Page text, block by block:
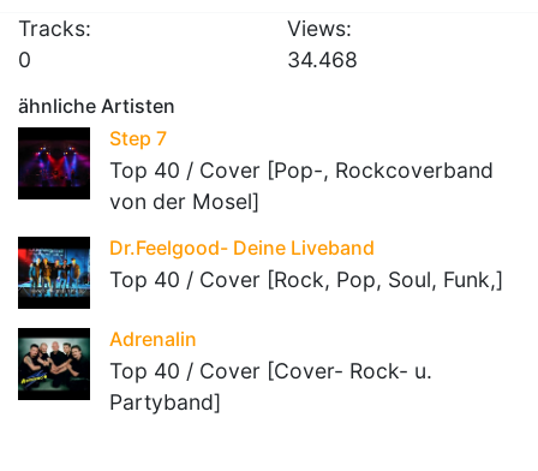
Tracks:
0
Views:
34.468
ähnliche Artisten
Step 7
Top 40 / Cover [Pop-, Rockcoverband
von der Mosel]
Dr.Feelgood- Deine Liveband
Top 40 / Cover [Rock, Pop, Soul, Funk,]
Adrenalin
Top 40 / Cover [Cover- Rock- u.
Partyband]